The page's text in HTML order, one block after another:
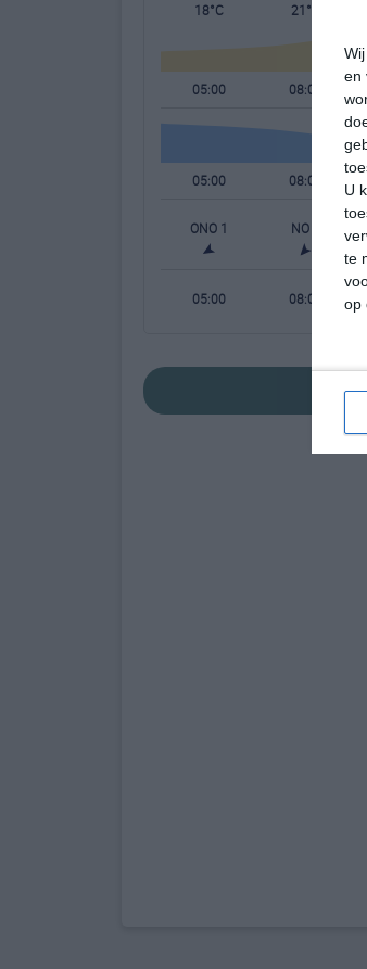
en
U
te
op
18°C 21°C
05:00 08:00
05:00 08:00
ONO 1 NO 1
05:00 08:00